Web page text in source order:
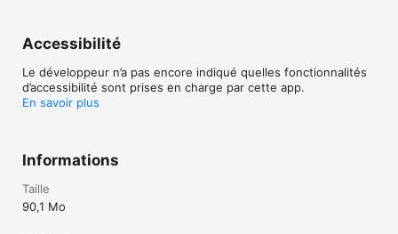
Accessibilité
Le développeur n’a pas encore indiqué quelles fonctionnalités
d’accessibilité sont prises en charge par cette app.
En savoir plus
Informations
Taille
90,1 Mo